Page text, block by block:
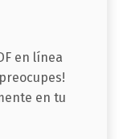
en línea
en tu